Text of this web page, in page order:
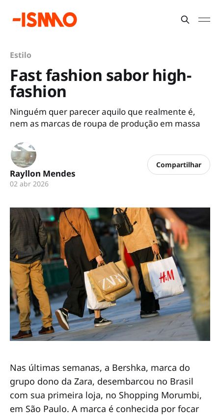
Estilo
Fast fashion sabor high-
fashion
Ninguém quer parecer aquilo que realmente é,
nem as marcas de roupa de produção em massa
Rayllon Mendes
02 abr 2026
Compartilhar
Nas últimas semanas, a Bershka, marca do
grupo dono da Zara, desembarcou no Brasil
com sua primeira loja, no Shopping Morumbi,
em São Paulo. A marca é conhecida por focar